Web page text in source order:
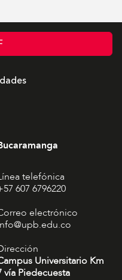
telefónica
607 6796220
electrónico
Universitario Km
vía Piedecuesta